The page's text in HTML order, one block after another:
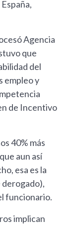
Agencia
que
del
empleo y
de Incentivo
40% más
aun así
esa es la
funcionario.
implican